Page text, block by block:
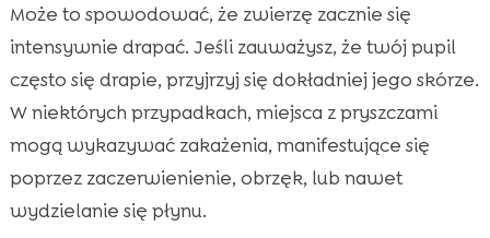
Może to spowodować, że zwierzę zacznie się
intensywnie drapać. Jeśli zauważysz, że twój pupil
często się drapie, przyjrzyj się dokładniej jego skórze.
W niektórych przypadkach, miejsca z pryszczami
mogą wykazywać zakażenia, manifestujące się
poprzez zaczerwienienie, obrzęk, lub nawet
wydzielanie się płynu.